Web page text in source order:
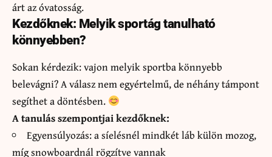
árt az óvatosság.
Kezdőknek: Melyik sportág tanulható
könnyebben?
Sokan kérdezik: vajon melyik sportba könnyebb
belevágni? A válasz nem egyértelmű, de néhány támpont
segíthet a döntésben.
A tanulás szempontjai kezdőknek:
Egyensúlyozás: a síelésnél mindkét láb külön mozog,
míg snowboardnál rögzítve vannak